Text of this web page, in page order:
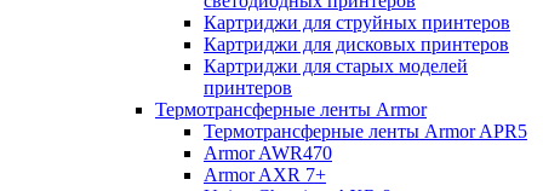
Картриджи для струйных принтеров
Картриджи для дисковых принтеров
Картриджи для старых моделей
принтеров
Термотрансферные ленты Armor
Термотрансферные ленты Armor APR5
Armor AWR470
Armor AXR 7+